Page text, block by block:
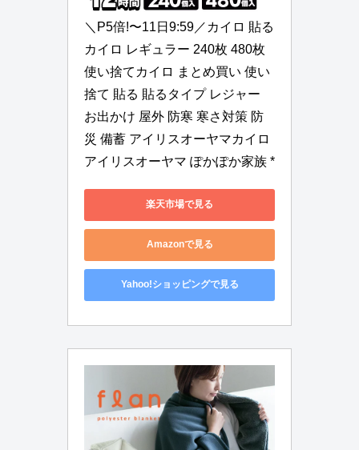
＼P5倍!〜11日9:59／カイロ 貼る
カイロ レギュラー 240枚 480枚
使い捨てカイロ まとめ買い 使い
捨て 貼る 貼るタイプ レジャー
お出かけ 屋外 防寒 寒さ対策 防
災 備蓄 アイリスオーヤマカイロ
アイリスオーヤマ ぽかぽか家族 *
楽天市場で見る
Amazonで見る
Yahoo!ショッピングで見る